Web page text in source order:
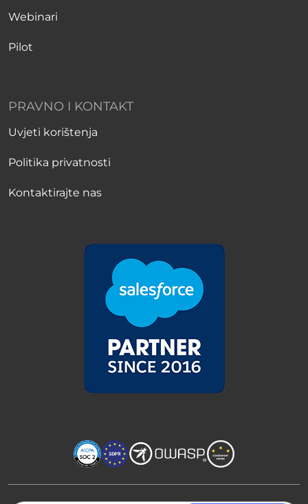
Webinari
Pilot
PRAVNO I KONTAKT
Uvjeti korištenja
Politika privatnosti
Kontaktirajte nas